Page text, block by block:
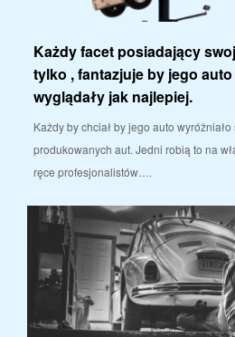
Każdy facet posiadający
tylko , fantazjuje by jego
wyglądały jak najlepiej.
Każdy by chciał by jego auto
produkowanych aut. Jedni robią to na
ręce profesjonalistów….